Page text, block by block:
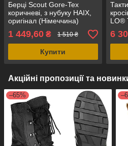
Берці Scout Gore-Tex
коричневі, з нубуку HAIX,
оригінал (Німеччина)
1 449,60 ₴ 1 510 ₴
Купити
LO®
6
Акційні пропозиції та
–65%